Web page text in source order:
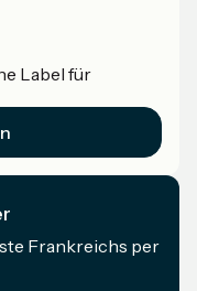
Label für
Frankreichs per